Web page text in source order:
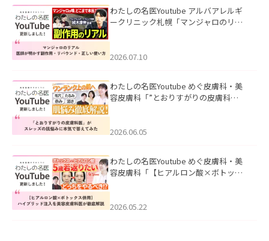
わたしの名医Youtube アルバアレルギ
ークリニック札幌「マンジャロのリア
た。
2026.07.10
わたしの名医Youtube めぐ皮膚科・美
容皮膚科「”とおりすがりの皮膚科
2026.06.05
わたしの名医Youtube めぐ皮膚科・美
容皮膚科「【ヒアルロン酸×ボトック
た。
2026.05.22